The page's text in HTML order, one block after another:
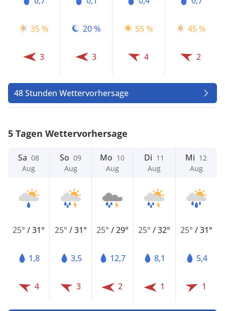
35 %
3
20 %
3
55 %
4
45 %
2
48 Stunden Wettervorhersage
5 Tagen Wettervorhersage
Sa 08
Aug
25°/31°
1,8
4
So 09
Aug
25° /31°
3,5
3
Mo 10
Aug
25° /29°
12,7
2
Di 11
Aug
25°/32°
8,1
1
Mi 12
Aug
25° /31°
5,4
1